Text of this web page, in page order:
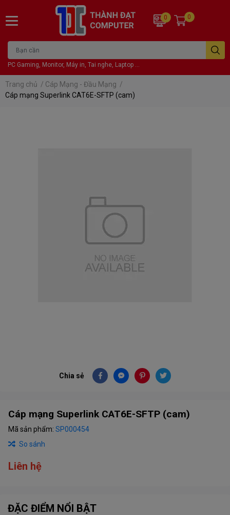
PC Gaming, Monitor, Máy in, Tai nghe, Laptop ...
0 0
Trang chủ / Cáp Mạng - Đầu Mạng /
Cáp mạng Superlink CAT6E-SFTP (cam)
Chia sẻ
Cáp mạng Superlink CAT6E-SFTP (cam)
Mã sản phẩm: SP000454
So sánh
Liên hệ
ĐẶC ĐIỂM NỔI BẬT